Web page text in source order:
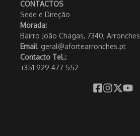
CONTACTOS
Sede e Direção
Morada:
Bairro João Chagas, 7340, Arronches
Email: geral@afortearronches.pt
Contacto Tel.:
+351 929 477 552